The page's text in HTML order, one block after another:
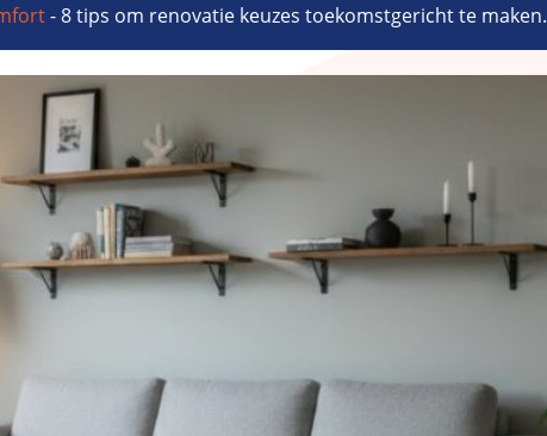
-8 tips om renovatie keuzes toekomstgericht te maken.